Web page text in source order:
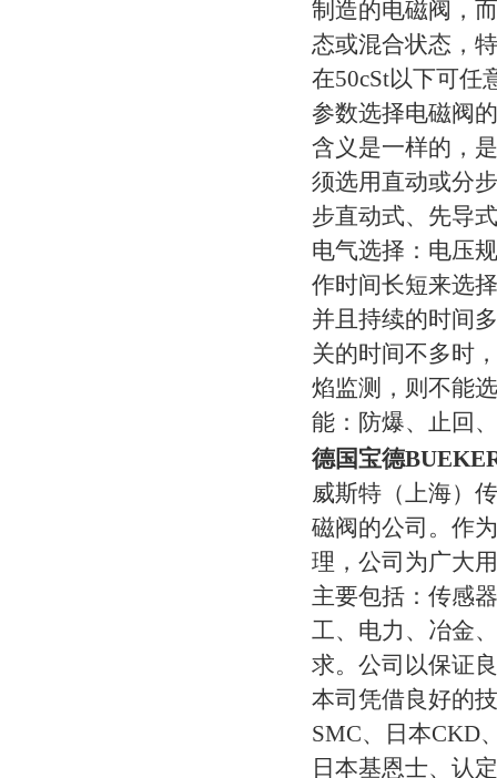
制造的电磁阀，
态或混合状态，
在50cSt以下可任
参数选择电磁阀
含义是一样的，
须选用直动或分
步直动式、先导
电气选择：电压
作时间长短来选
并且持续的时间
关的时间不多时
焰监测，则不能
能：防爆、止回
德国宝德
威斯特（上海）
磁阀的公司。作
理，公司为广大
主要包括：传感
工、电力、冶金
求。公司以保证
本司凭借良好的
SMC、日本CKD
日本基恩士、认